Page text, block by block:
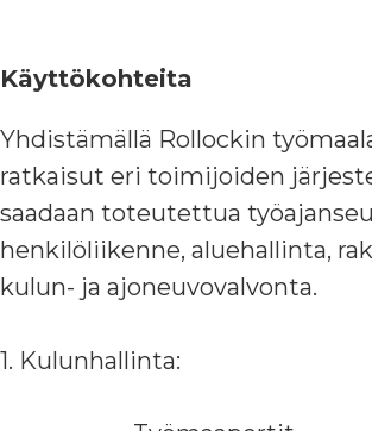
Käyttökohteita
Yhdistämällä Rollockin
ratkaisut eri toimijoiden
saadaan toteutettua
henkilöliikenne, aluehallinta,
kulun- ja ajoneuvovalvonta.
1. Kulunhallinta: